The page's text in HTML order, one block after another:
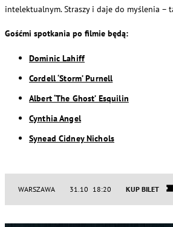
intelektualnym. Straszy i daje do myślenia –
Gośćmi spotkania po filmie będą:
Dominic Lahiff
Cordell ‘Storm’ Purnell
Albert ‘The Ghost’ Esquilin
Cynthia Angel
Synead Cidney Nichols
WARSZAWA 31.10 18:20 KUP BILET